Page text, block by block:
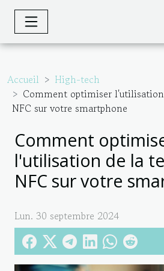
Accueil
High-tech
Comment optimiser
NFC sur votre smartphone
Comment
l'utilisation de la
NFC sur votre
Lun. 30 septembre 2024